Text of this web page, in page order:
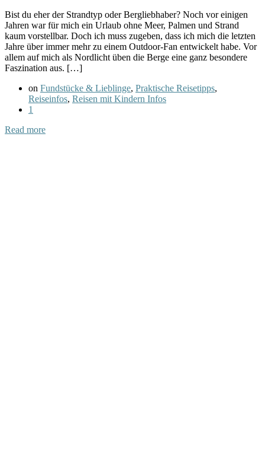
Bist du eher der Strandtyp oder Bergliebhaber? Noch vor einigen
Jahren war für mich ein Urlaub ohne Meer, Palmen und Strand
kaum vorstellbar. Doch ich muss zugeben, dass ich mich die letzten
Jahre über immer mehr zu einem Outdoor-Fan entwickelt habe. Vor
allem auf mich als Nordlicht üben die Berge eine ganz besondere
Faszination aus. […]
on Fundstücke & Lieblinge, Praktische Reisetipps,
Reiseinfos, Reisen mit Kindern Infos
1
Read more